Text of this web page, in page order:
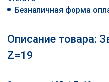
Безналичная форма
Описание товара:
Z=19